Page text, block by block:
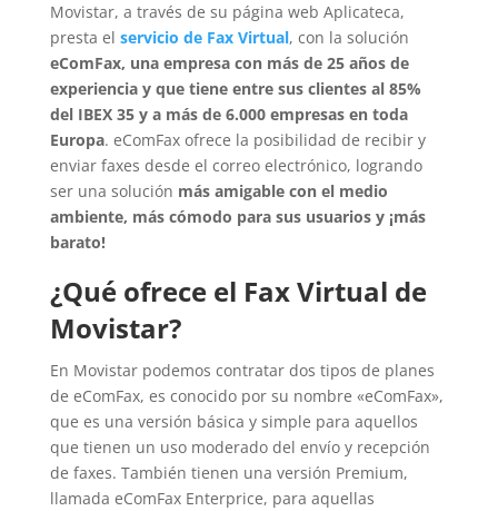
Movistar, a través de su página web Aplicateca,
presta el servicio de Fax Virtual, con la solución
eComFax, una empresa con más de 25 años de
experiencia y que tiene entre sus clientes al 85%
del IBEX 35 y a más de 6.000 empresas en toda
Europa. eComFax ofrece la posibilidad de recibir y
enviar faxes desde el correo electrónico, logrando
ser una solución más amigable con el medio
ambiente, más cómodo para sus usuarios y ¡más
barato!
¿Qué ofrece el Fax Virtual de
Movistar?
En Movistar podemos contratar dos tipos de planes
de eComFax, es conocido por su nombre «eComFax»,
que es una versión básica y simple para aquellos
que tienen un uso moderado del envío y recepción
de faxes. También tienen una versión Premium,
llamada eComFax Enterprice, para aquellas